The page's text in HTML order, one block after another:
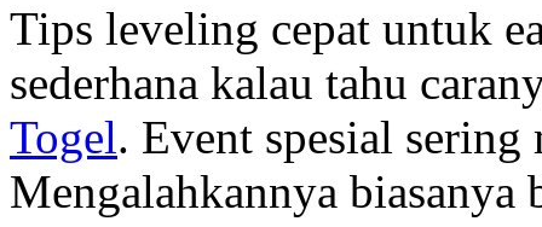
Tips leveling cepat untuk
sederhana kalau tahu
Togel. Event spesial
Mengalahkannya biasanya